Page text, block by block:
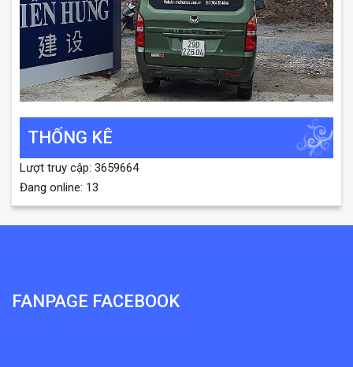
THỐNG KÊ
Lượt truy cập: 3659664
Đang online: 13
FANPAGE FACEBOOK